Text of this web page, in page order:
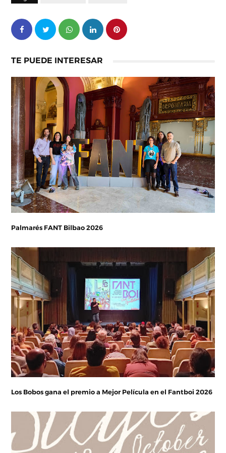
TE PUEDE INTERESAR
Palmarés FANT Bilbao 2026
Los Bobos gana el premio a Mejor Película en el Fantboi 2026